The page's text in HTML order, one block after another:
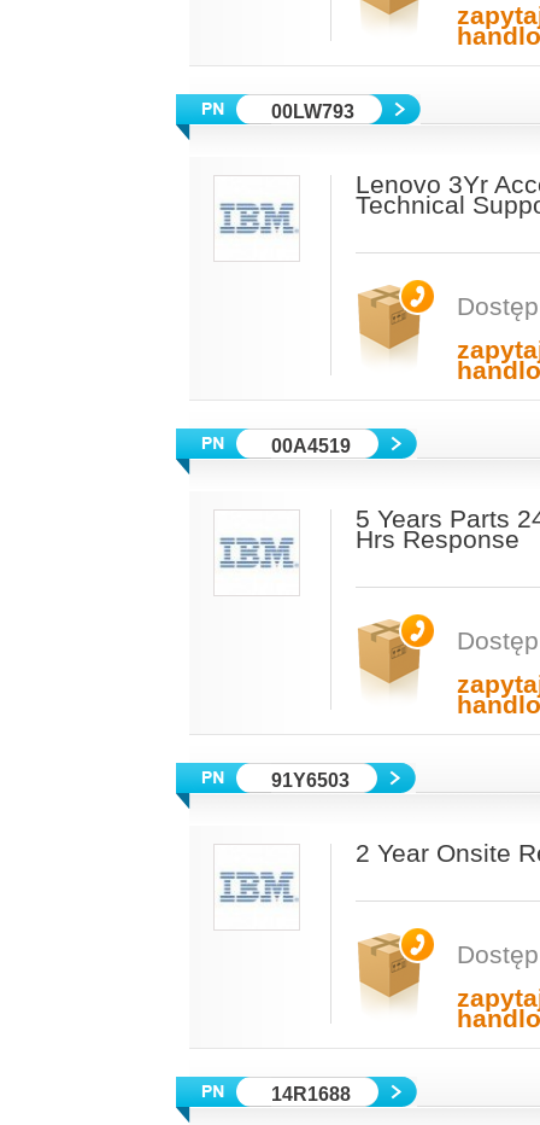
00LW793
Lenovo 3Yr
Technical
00A4519
5 Years Parts
Hrs Response
91Y6503
2 Year Onsite
14R1688